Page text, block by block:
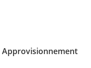
Approvisionnement